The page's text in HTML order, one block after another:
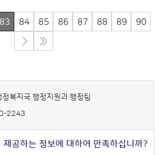
83 84 85 86 87 88 89 90
정복지국 행정지원과 행정팀
2243
제공하는 정보에 대하여 만족하십니까?